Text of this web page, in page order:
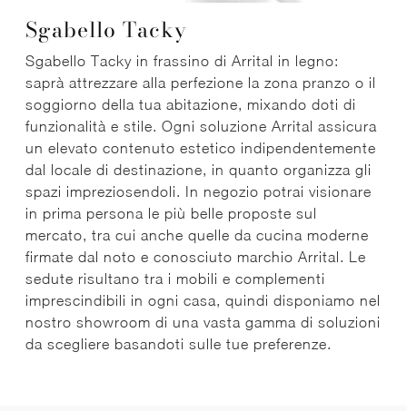
Sgabello Tacky
Sgabello Tacky in frassino di Arrital in legno:
saprà attrezzare alla perfezione la zona pranzo o il
soggiorno della tua abitazione, mixando doti di
funzionalità e stile. Ogni soluzione Arrital assicura
un elevato contenuto estetico indipendentemente
dal locale di destinazione, in quanto organizza gli
spazi impreziosendoli. In negozio potrai visionare
in prima persona le più belle proposte sul
mercato, tra cui anche quelle da cucina moderne
firmate dal noto e conosciuto marchio Arrital. Le
sedute risultano tra i mobili e complementi
imprescindibili in ogni casa, quindi disponiamo nel
nostro showroom di una vasta gamma di soluzioni
da scegliere basandoti sulle tue preferenze.